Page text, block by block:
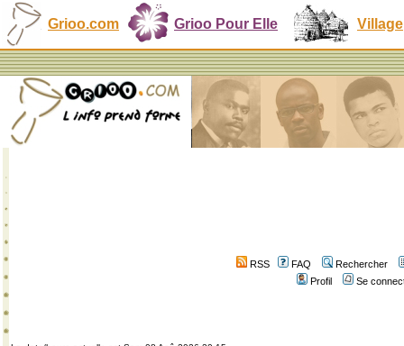
Grioo.com Grioo Pour Elle Village
RSS FAQ
Rechercher
Profil
Se